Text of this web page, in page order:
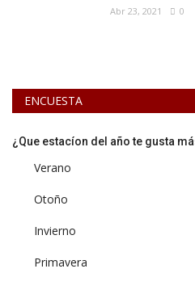
Abr 23, 2021 0
ENCUESTA
¿Que estacíon del año te gusta
Verano
Otoño
Invierno
Primavera